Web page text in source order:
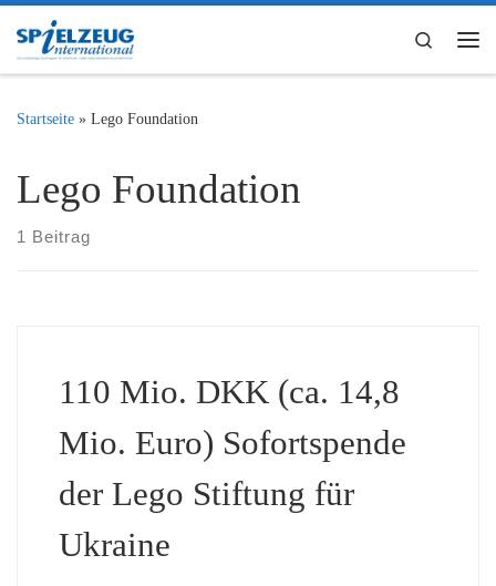
Zum Inhalt springen
Search
Startseite » Lego Foundation
Lego Foundation
1 Beitrag
110 Mio. DKK (ca. 14,8
Mio. Euro) Sofortspende
der Lego Stiftung für
Ukraine